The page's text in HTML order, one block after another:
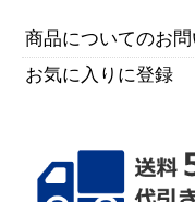
商品についてのお
お気に入りに登録